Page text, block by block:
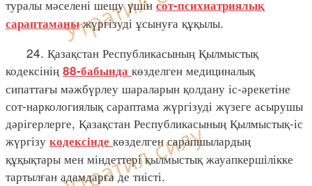
туралы мәселені шешу үшін сот-психиатриялық
сараптаманыжүргізуді ұсынуға құқылы.
24. Қазақстан Республикасының Қылмыстық
кодексінің 88-бабында көзделген медициналық
сипаттағы мәжбүрлеу шараларын қолдану іс-әрекетіне
сот-наркологиялық сараптама жүргізуді жүзеге асырушы
дәрігерлерге, Қазақстан Республикасының Қылмыстық-іс
жүргізу кодексінде көзделген сарапшылардың
құқықтары мен міндеттері қылмыстық жауапкершілікке
тартылған адамдарға де тиісті.